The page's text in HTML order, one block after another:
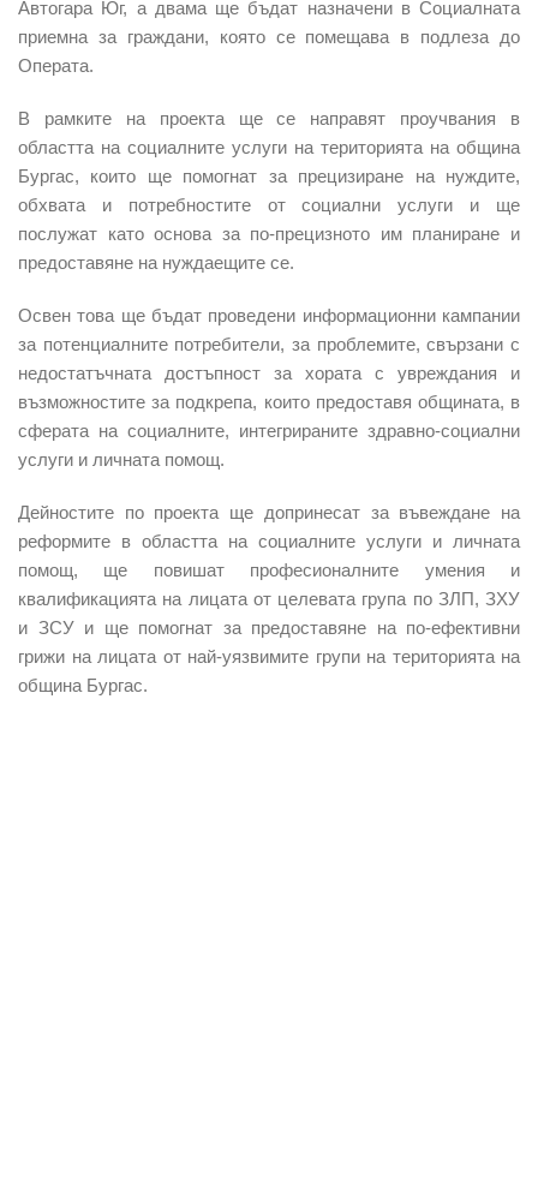
Автогара Юг, а двама ще бъдат назначени в Социалната
приемна за граждани, която се помещава в подлеза до
Операта.
В рамките на проекта ще се направят проучвания в
областта на социалните услуги на територията на община
Бургас, които ще помогнат за прецизиране на нуждите,
обхвата и потребностите от социални услуги и ще
послужат като основа за по-прецизното им планиране и
предоставяне на нуждаещите се.
Освен това ще бъдат проведени информационни кампании
за потенциалните потребители, за проблемите, свързани с
недостатъчната достъпност за хората с увреждания и
възможностите за подкрепа, които предоставя общината, в
сферата на социалните, интегрираните здравно-социални
услуги и личната помощ.
Дейностите по проекта ще допринесат за въвеждане на
реформите в областта на социалните услуги и личната
помощ, ще повишат професионалните умения и
квалификацията на лицата от целевата група по ЗЛП, ЗХУ
и ЗСУ и ще помогнат за предоставяне на по-ефективни
грижи на лицата от най-уязвимите групи на територията на
община Бургас.